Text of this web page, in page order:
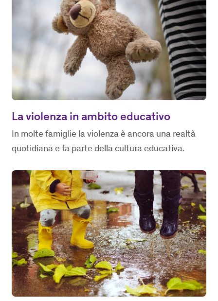
La violenza in ambito educativo
In molte famiglie la violenza è ancora una realtà
quotidiana e fa parte della cultura educativa.